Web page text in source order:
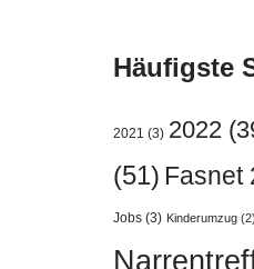
Häufigste
2021 (3) 2022
(51) Fasnet
Jobs (3) Kinderumzug (2)